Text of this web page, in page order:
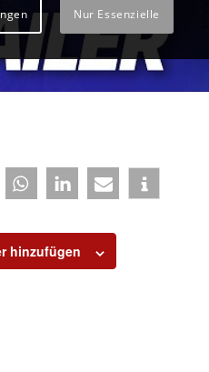
hinzufügen
Nur Essenzielle